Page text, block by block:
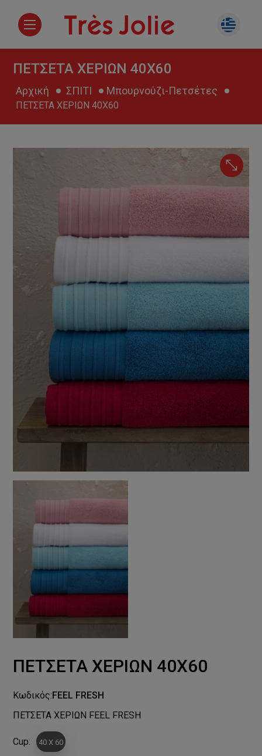
ΠΕΤΣΕΤΑ ΧΕΡΙΩΝ 40Χ60
Αρχική ΣΠΙΤΙ Μπουρνούζι-Πετσέτες
ΠΕΤΣΕΤΑ ΧΕΡΙΩΝ 40Χ60
ΠΕΤΣΕΤΑ ΧΕΡΙΩΝ 40Χ60
Κωδικός:FEEL FRESH
ΠΕΤΣΕΤΑ ΧΕΡΙΩΝ FEEL FRESH
Cup: 40 X 60